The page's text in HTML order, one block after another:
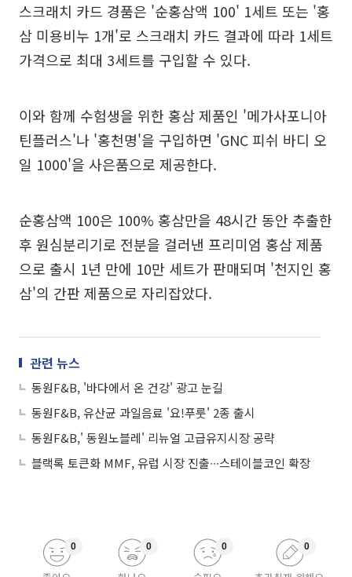
스크래치 카드 경품은 '순홍삼액 100' 1세트 또는 '홍
삼 미용비누 1개'로 스크래치 카드 결과에 따라 1세트
가격으로 최대 3세트를 구입할 수 있다.
이와 함께 수험생을 위한 홍삼 제품인 '메가사포니아
틴플러스'나 '홍천명'을 구입하면 'GNC 피쉬 바디 오
일 1000'을 사은품으로 제공한다.
순홍삼액 100은 100% 홍삼만을 48시간 동안 추출한
후 원심분리기로 전분을 걸러낸 프리미엄 홍삼 제품
으로 출시 1년 만에 10만 세트가 판매되며 '천지인 홍
삼'의 간판 제품으로 자리잡았다.
관련 뉴스
동원F&B, '바다에서 온 건강' 광고 눈길
동원F&B, 유산균 과일음료 '요!푸룻' 2종 출시
동원F&B,' 동원노블레' 리뉴얼 고급유지시장 공략
블랙록 토큰화 MMF, 유럽 시장 진출∙∙∙스테이블코인 확장
0 0 0 0